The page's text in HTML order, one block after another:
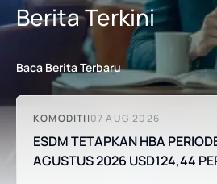
Berita Terkini
Baca Berita Terbaru
KOMODITI|07 AUG 2026
ESDM TETAPKAN HBA
AGUSTUS 2026 USD124,44